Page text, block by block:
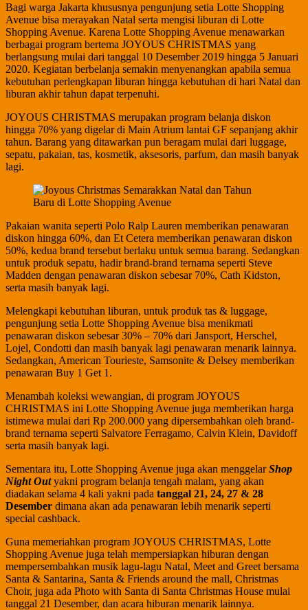
Bagi warga Jakarta khususnya pengunjung setia Lotte Shopping
Avenue bisa merayakan Natal serta mengisi liburan di Lotte
Shopping Avenue. Karena Lotte Shopping Avenue menawarkan
berbagai program bertema JOYOUS CHRISTMAS yang
berlangsung mulai dari tanggal 10 Desember 2019 hingga 5 Januari
2020. Kegiatan berbelanja semakin menyenangkan apabila semua
kebutuhan perlengkapan liburan hingga kebutuhan di hari Natal dan
liburan akhir tahun dapat terpenuhi.
JOYOUS CHRISTMAS merupakan program belanja diskon
hingga 70% yang digelar di Main Atrium lantai GF sepanjang akhir
tahun. Barang yang ditawarkan pun beragam mulai dari luggage,
sepatu, pakaian, tas, kosmetik, aksesoris, parfum, dan masih banyak
lagi.
Pakaian wanita seperti Polo Ralp Lauren memberikan penawaran
diskon hingga 60%, dan Et Cetera memberikan penawaran diskon
50%, kedua brand tersebut berlaku untuk semua barang. Sedangkan
untuk produk sepatu, hadir brand-brand ternama seperti Steve
Madden dengan penawaran diskon sebesar 70%, Cath Kidston,
serta masih banyak lagi.
Melengkapi kebutuhan liburan, untuk produk tas & luggage,
pengunjung setia Lotte Shopping Avenue bisa menikmati
penawaran diskon sebesar 30% – 70% dari Jansport, Herschel,
Lojel, Condotti dan masih banyak lagi penawaran menarik lainnya.
Sedangkan, American Tourieste, Samsonite & Delsey memberikan
penawaran Buy 1 Get 1.
Menambah koleksi wewangian, di program JOYOUS
CHRISTMAS ini Lotte Shopping Avenue juga memberikan harga
istimewa mulai dari Rp 200.000 yang dipersembahkan oleh brand-
brand ternama seperti Salvatore Ferragamo, Calvin Klein, Davidoff
serta masih banyak lagi.
Sementara itu, Lotte Shopping Avenue juga akan menggelarShop
Night Outyakni program belanja tengah malam, yang akan
diadakan selama 4 kali yakni pada tanggal 21, 24, 27 & 28
Desember dimana akan ada penawaran lebih menarik seperti
special cashback.
Guna memeriahkan program JOYOUS CHRISTMAS, Lotte
Shopping Avenue juga telah mempersiapkan hiburan dengan
mempersembahkan musik lagu-lagu Natal, Meet and Greet bersama
Santa & Santarina, Santa & Friends around the mall, Christmas
Choir, juga ada Photo with Santa di Santa Christmas House mulai
tanggal 21 Desember, dan acara hiburan menarik lainnya.